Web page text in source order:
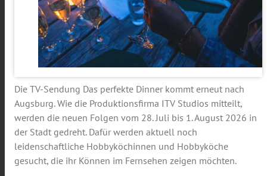
Die TV-Sendung Das perfekte Dinner kommt erneut nach
Augsburg. Wie die Produktionsfirma ITV Studios mitteilt,
werden die neuen Folgen vom 28. Juli bis 1. August 2026 in
der Stadt gedreht. Dafür werden aktuell noch
leidenschaftliche Hobbyköchinnen und Hobbyköche
gesucht, die ihr Können im Fernsehen zeigen möchten.